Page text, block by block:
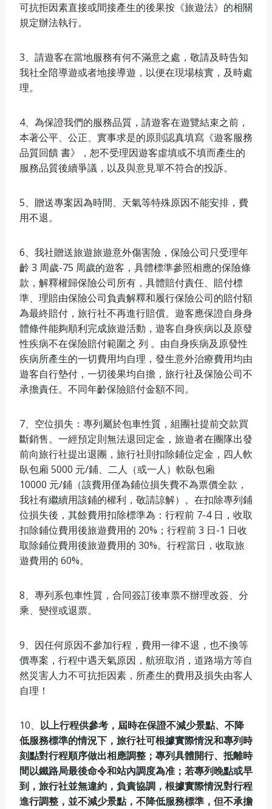
可抗拒因素直接或間接產生的後果按《旅遊法》的相關
規定辦法執行。
3、請遊客在當地服務有何不滿意之處，敬請及時告知
我社全陪導遊或者地接導遊，以便在現場核實，及時處
理。
4、為保證我們的服務品質，請遊客在遊覽結束之前，
本著公平、公正、實事求是的原則認真填寫《遊客服務
品質回饋 書》，恕不受理因遊客虛填或不填而產生的
服務品質後續爭議，以及與意見單不符合的投訴。
5、贈送專案因為時間、天氣等特殊原因不能安排，費
用不退。
6、我社贈送旅遊旅遊意外傷害險，保險公司只受理年
齡 3 周歲-75 周歲的遊客，具體標準參照相應的保險條
款，解釋權歸保險公司所有，具體賠付責任、賠付標
準、理賠由保險公司負責解釋和履行保險公司的賠付額
為最終賠付，旅行社不再進行賠償。遊客應保證自身身
體條件能夠順利完成旅遊活動，遊客自身疾病以及原發
性疾病不在保險賠付範圍之 列 。由自身疾病及原發性
疾病所產生的一切費用均自理，發生意外治療費用均由
遊客自行墊付，一切後果均自擔，旅行社及保險公司不
承擔責任。不同年齡保險賠付金額不同。
7、空位損失：專列屬於包車性質，組團社提前交款買
斷銷售。一經預定則無法退回定金，旅遊者在團隊出發
前向旅行社提出退團，旅行社則扣除鋪位定金，四人軟
臥包廂 5000 元/鋪、二人（或一人）軟臥包廂
10000 元/鋪（該費用僅為鋪位損失費不為票價全款，
我社有繼續用該鋪的權利，敬請諒解）。在扣除專列鋪
位損失後，其餘費用扣除標準為：行程前 7-4 日，收取
扣除鋪位費用後旅遊費用的 20%；行程前 3 日-1 日收
取除鋪位費用後旅遊費用的 30%。行程當日，收取旅
遊費用的 60%。
8、專列系包車性質，合同簽訂後車票不辦理改簽、分
乘、變徑或退票。
9、因任何原因不參加行程，費用一律不退，也不換等
價專案，行程中遇天氣原因，航班取消，道路塌方等自
然災害人力不可抗拒因素，所產生的費用及損失由客人
自理！
10、 以上行程供參考，屆時在保證不減少景點、不降
低服務標準的情況下，旅行社可根據實際情況和專列時
刻點對行程順序做出相應調整；專列具體開行、抵離時
間以鐵路局最後命令和站內調度為准；若專列晚點或早
到，旅行社並無違約， 負責協調，根據實際情況對行程
進行調整，並不減少景點，不降低服務標準，但不承擔